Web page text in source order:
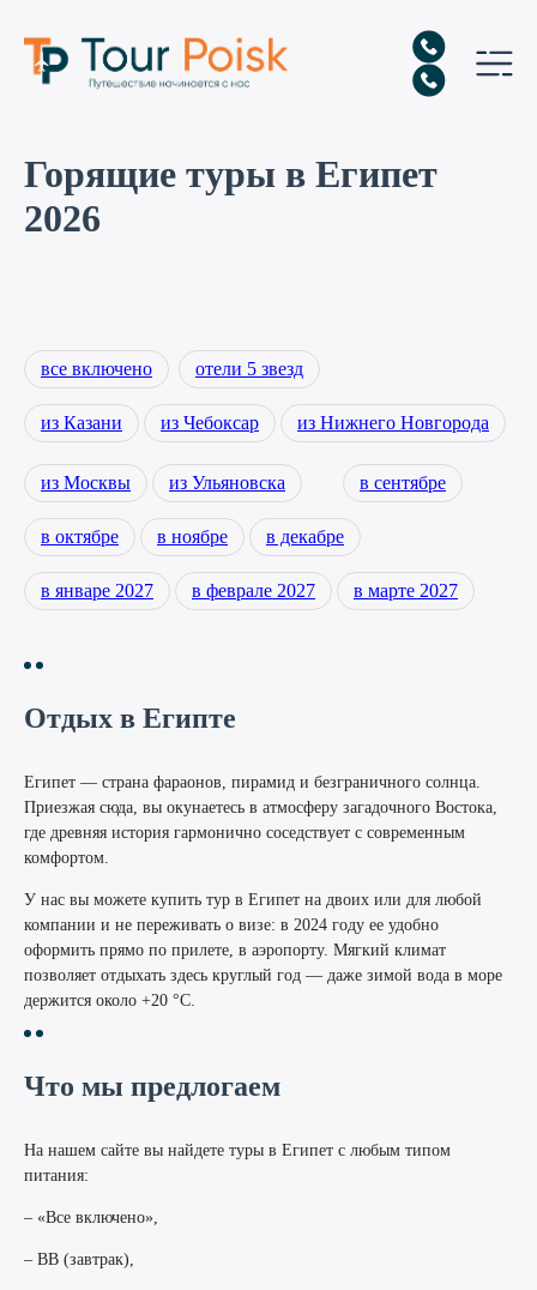
Горящие туры в Египет
2026
все включено отели 5 звезд
из Казани из Чебоксар из Нижнего Новгорода
из Москвы из Ульяновска в сентябре
в октябре в ноябре в декабре
в январе 2027 в феврале 2027 в марте 2027
Отдых в Египте
Египет — страна фараонов, пирамид и безграничного солнца.
Приезжая сюда, вы окунаетесь в атмосферу загадочного Востока,
где древняя история гармонично соседствует с современным
комфортом.
У нас вы можете купить тур в Египет на двоих или для любой
компании и не переживать о визе: в 2024 году ее удобно
оформить прямо по прилете, в аэропорту. Мягкий климат
позволяет отдыхать здесь круглый год — даже зимой вода в море
держится около +20 °C.
Что мы предлогаем
На нашем сайте вы найдете туры в Египет с любым типом
питания:
– «Все включено»,
– BB (завтрак),